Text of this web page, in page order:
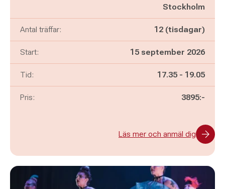
Stockholm
Antal träffar: 12 (tisdagar)
Start: 15 september 2026
Tid: Pågår mellan
17.35 - och
19.05
Pris: 3895:-
Läs mer och anmäl dig